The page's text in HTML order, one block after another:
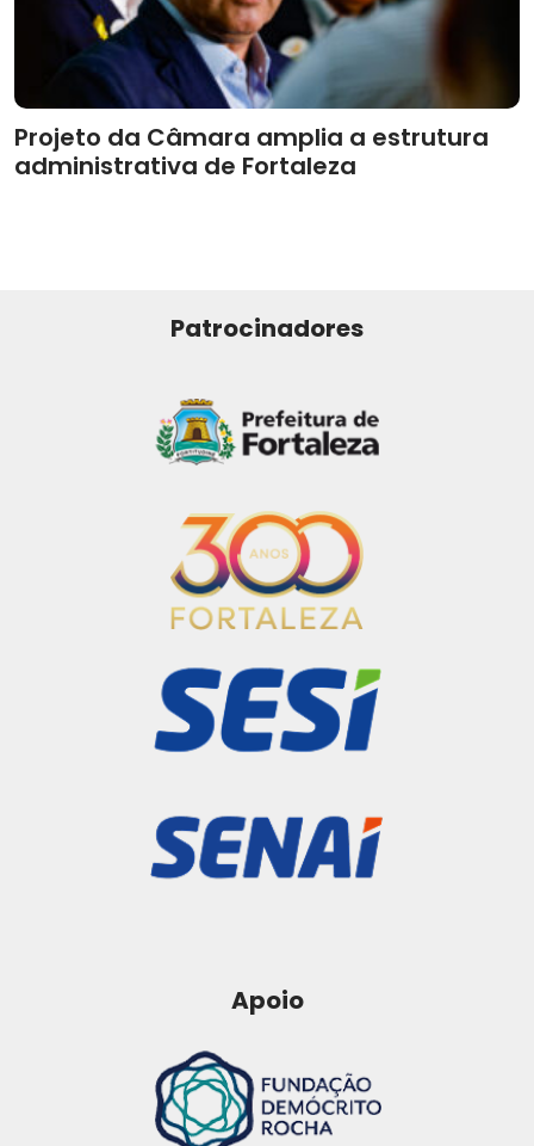
Projeto da Câmara amplia a estrutura
administrativa de Fortaleza
Patrocinadores
Apoio